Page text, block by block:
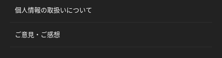
個人情報の取扱いについて
ご意見・ご感想